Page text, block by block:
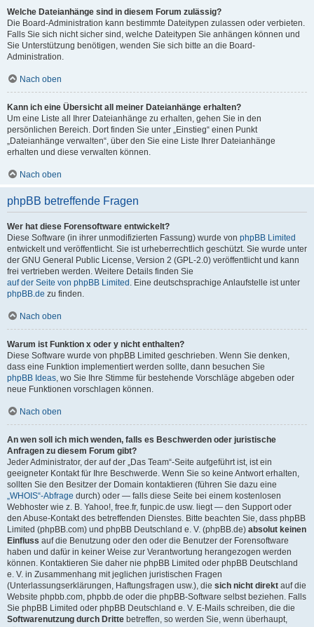
Welche Dateianhänge sind in diesem Forum zulässig?
Die Board-Administration kann bestimmte Dateitypen zulassen oder verbieten.
Falls Sie sich nicht sicher sind, welche Dateitypen Sie anhängen können und
Sie Unterstützung benötigen, wenden Sie sich bitte an die Board-
Administration.
Nach oben
Kann ich eine Übersicht all meiner Dateianhänge erhalten?
Um eine Liste all Ihrer Dateianhänge zu erhalten, gehen Sie in den
persönlichen Bereich. Dort finden Sie unter „Einstieg“ einen Punkt
„Dateianhänge verwalten“, über den Sie eine Liste Ihrer Dateianhänge
erhalten und diese verwalten können.
Nach oben
phpBB betreffende Fragen
Wer hat diese Forensoftware entwickelt?
Diese Software (in ihrer unmodifizierten Fassung) wurde von phpBB Limited
entwickelt und veröffentlicht. Sie ist urheberrechtlich geschützt. Sie wurde unter
der GNU General Public License, Version 2 (GPL-2.0) veröffentlicht und kann
frei vertrieben werden. Weitere Details finden Sie
auf der Seite von phpBB Limited . Eine deutschsprachige Anlaufstelle ist unter
phpBB.de zu finden.
Nach oben
Warum ist Funktion x oder y nicht enthalten?
Diese Software wurde von phpBB Limited geschrieben. Wenn Sie denken,
dass eine Funktion implementiert werden sollte, dann besuchen Sie
phpBB Ideas, wo Sie Ihre Stimme für bestehende Vorschläge abgeben oder
neue Funktionen vorschlagen können.
Nach oben
An wen soll ich mich wenden, falls es Beschwerden oder juristische
Anfragen zu diesem Forum gibt?
Jeder Administrator, der auf der „Das Team“-Seite aufgeführt ist, ist ein
geeigneter Kontakt für Ihre Beschwerde. Wenn Sie so keine Antwort erhalten,
sollten Sie den Besitzer der Domain kontaktieren (führen Sie dazu eine
„WHOIS“-Abfrage durch) oder — falls diese Seite bei einem kostenlosen
Webhoster wie z. B. Yahoo!, free.fr, funpic.de usw. liegt — den Support oder
den Abuse-Kontakt des betreffenden Dienstes. Bitte beachten Sie, dass phpBB
Limited (phpBB.com) und phpBB Deutschland e. V. (phpBB.de) absolut keinen
Einfluss auf die Benutzung oder den oder die Benutzer der Forensoftware
haben und dafür in keiner Weise zur Verantwortung herangezogen werden
können. Kontaktieren Sie daher nie phpBB Limited oder phpBB Deutschland
e. V. in Zusammenhang mit jeglichen juristischen Fragen
(Unterlassungserklärungen, Haftungsfragen usw.), die sich nicht direkt auf die
Website phpbb.com, phpbb.de oder die phpBB-Software selbst beziehen. Falls
Sie phpBB Limited oder phpBB Deutschland e. V. E-Mails schreiben, die die
Softwarenutzung durch Dritte betreffen, so werden Sie, wenn überhaupt,